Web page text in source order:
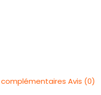
Avis (0)